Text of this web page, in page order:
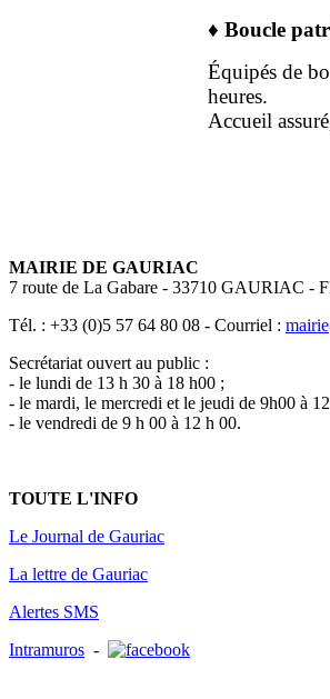
♦ Boucle
Équipés de
heures.
Accueil
MAIRIE DE GAURIAC
7 route de La Gabare - 33710 GAURIAC -
Tél. : +33 (0)5 57 64 80 08 - Courriel :
Secrétariat ouvert au public :
- le lundi de 13 h 30 à 18 h00 ;
- le mardi, le mercredi et le jeudi de 9h00 à
- le vendredi de 9 h 00 à 12 h 00.
TOUTE L'INFO
Le Journal de Gauriac
La lettre de Gauriac
Alertes SMS
Intramuros -